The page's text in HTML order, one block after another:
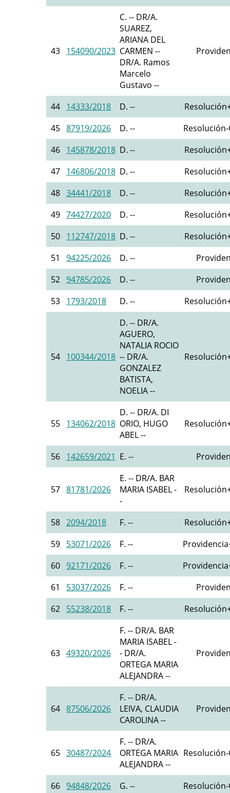
43 154090/2023
C. -- DR/A.
SUAREZ,
ARIANA DEL
CARMEN --
DR/A. Ramos
Marcelo
Gustavo --
44 14333/2018 D. --
45 87919/2026 D. --
46
145878/2018 D. --
47
146806/2018 D. --
48 34441/2018 D. --
49 74427/2020 D. --
50
112747/2018 D. --
51
94225/2026 D. --
52 94785/2026 D. --
53
1793/2018 D. --
54 100344/2018
D. -- DR/A.
AGUERO,
NATALIA ROCIO
-- DR/A.
GONZALEZ
BATISTA,
NOELIA --
55 134062/2018
D. -- DR/A. DI
ORIO, HUGO
ABEL --
56 142659/2021 E. --
57 81781/2026
E. -- DR/A. BAR
MARIA ISABEL -
-
58 2094/2018 F. --
59
53071/2026 F. --
60 92171/2026 F. --
61
53037/2026 F. --
62
55238/2018 F. --
63 49320/2026
F. -- DR/A. BAR
MARIA ISABEL -
- DR/A.
ORTEGA MARIA
ALEJANDRA --
64 87506/2026
F. -- DR/A.
LEIVA, CLAUDIA
CAROLINA --
65 30487/2024
F. -- DR/A.
ORTEGA MARIA
ALEJANDRA --
66 94848/2026 G. --